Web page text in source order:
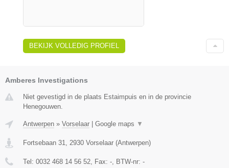
BEKIJK VOLLEDIG PROFIEL
Amberes Investigations
Niet gevestigd in de plaats Estaimpuis en in de provincie
Henegouwen.
Antwerpen » Vorselaar Google maps ▼
Fortsebaan 31 2930 Vorselaar (Antwerpen)
Tel: 0032 468 14 56 52 , Fax: - , BTW-nr: -